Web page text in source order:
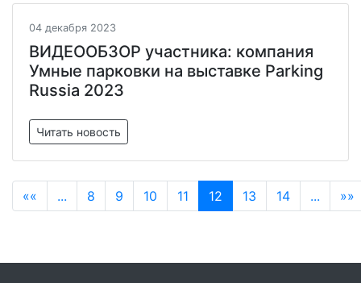
04 декабря 2023
ВИДЕООБЗОР участника: компания
Умные парковки на выставке Parking
Russia 2023
Читать новость
«« ... 8 9 10 11 12 13 14 ... »»